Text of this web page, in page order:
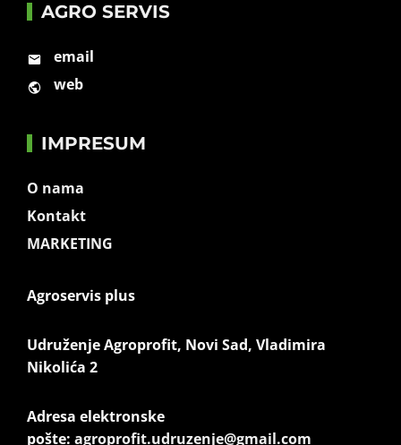
AGRO SERVIS
email
web
IMPRESUM
O nama
Kontakt
MARKETING
Agroservis plus
Udruženje Agroprofit, Novi Sad, Vladimira
Nikolića 2
Adresa elektronske
pošte: agroprofit.udruzenje@gmail.com